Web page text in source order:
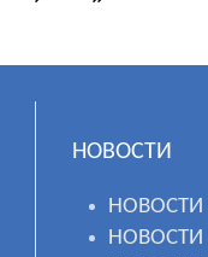
НОВОСТИ
НОВОСТИ
НОВОСТИ